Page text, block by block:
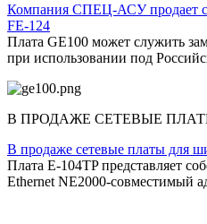
Компания СПЕЦ-АСУ продает
FE-124
Плата GE100 может служить
при использовании под
В ПРОДАЖЕ СЕТЕВЫЕ
В продаже сетевые платы для
Плата E-104TP представляет
Ethernet NE2000-совместимый